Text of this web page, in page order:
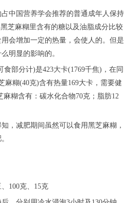
中国营养学会推荐的普通成年人保持
芝麻糊里含有的糖以及油脂成分比较
会增加一定的热量，会使人的。但是
明显的影响的。
部分计)是423大卡(1769千焦)，在同
麻糊(40克)含有热量169大卡，需要健
麻糊含有：碳水化合物70克；脂肪12
减肥期间虽然可以食用黑芝麻糊，
100克、15克